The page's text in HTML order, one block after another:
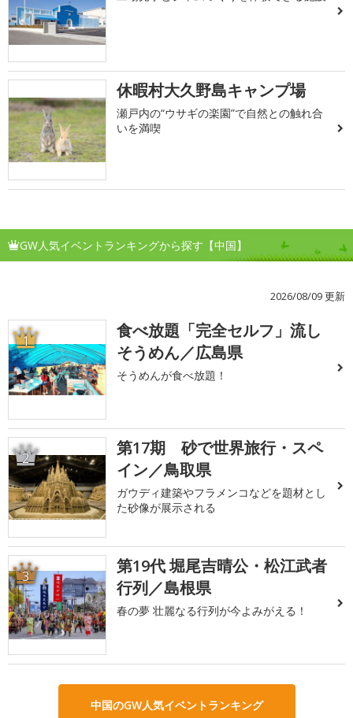
休暇村大久野島キャンプ場
瀬戸内の“ウサギの楽園”で自然との触れ合
いを満喫
GW人気イベントランキングから探す【中国】
2026/08/09 更新
1
食べ放題「完全セルフ」流し
そうめん／広島県
そうめんが食べ放題！
2
第17期 砂で世界旅行・スペ
イン／鳥取県
ガウディ建築やフラメンコなどを題材とし
た砂像が展示される
3
第19代 堀尾吉晴公・松江武者
行列／島根県
春の夢 壮麗なる行列が今よみがえる！
中国のGW人気イベントランキング